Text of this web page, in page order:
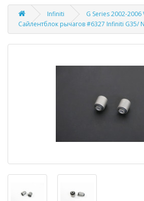
Infiniti
G Series 2002-2006
Сайлентблок рычагов #6327 Infiniti G35/